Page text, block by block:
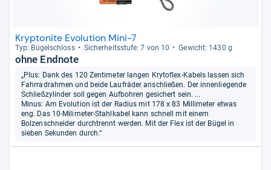
Kryptonite Evolution Mini-7
Typ: Bügel­schloss Sicher­heits­stufe: 7 von 10 Gewicht: 1430 g
ohne Endnote
„Plus: Dank des 120 Zentimeter langen Krytoflex-Kabels lassen sich
Fahrradrahmen und beide Laufräder anschließen. Der innenliegende
Schließzylinder soll gegen Aufbohren gesichert sein. ...
Minus: Am Evolution ist der Radius mit 178 x 83 Millimeter etwas
eng. Das 10-Milimeter-Stahlkabel kann schnell mit einem
Bolzenschneider durchtrennt werden. Mit der Flex ist der Bügel in
sieben Sekunden durch.“